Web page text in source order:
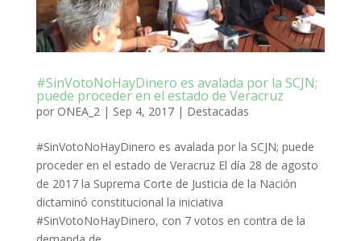
#SinVotoNoHayDinero es avalada por la SCJN;
puede proceder en el estado de Veracruz
por ONEA_2| Sep 4, 2017| Destacadas
#SinVotoNoHayDinero es avalada por la SCJN; puede
proceder en el estado de Veracruz El día 28 de agosto
de 2017 la Suprema Corte de Justicia de la Nación
dictaminó constitucional la iniciativa
#SinVotoNoHayDinero, con 7 votos en contra de la